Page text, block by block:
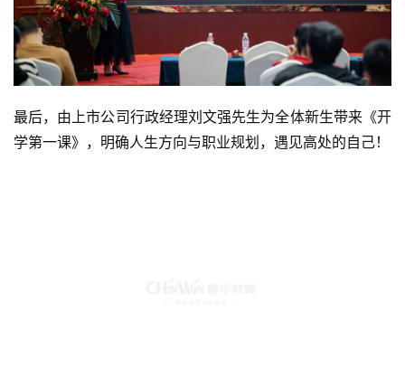
最后，由上市公司行政经理刘文强先生为全体新生带来《开
学第一课》，明确人生方向与职业规划，遇见高处的自己！